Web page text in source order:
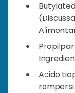
Acido